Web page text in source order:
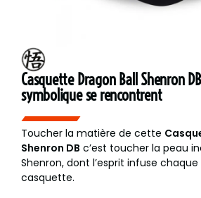
Casquette Dragon Ball Shenron
symbolique se rencontrent
Toucher la matière de cette
Shenron DB c’est toucher la peau
Shenron, dont l’esprit infuse
casquette.